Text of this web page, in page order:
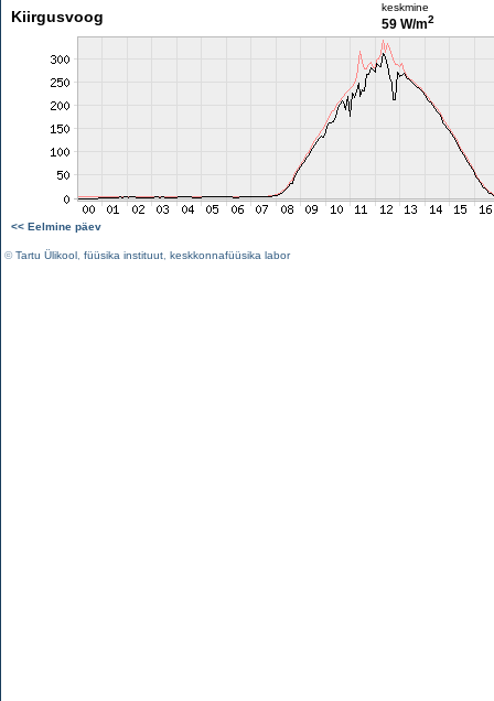
Kiirgusvoog
keskmine
59 W/m2
<< Eelmine päev
©Tartu Ülikool füüsika instituut keskkonnafüüsika labor